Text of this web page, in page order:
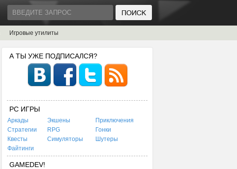
Игровые утилиты
А ТЫ УЖЕ ПОДПИСАЛСЯ?
PC ИГРЫ
Аркады Экшены
Приключения
Стратегии
RPG
Гонки
Квесты
Симуляторы
Шутеры
Файтинги
GAMEDEV!